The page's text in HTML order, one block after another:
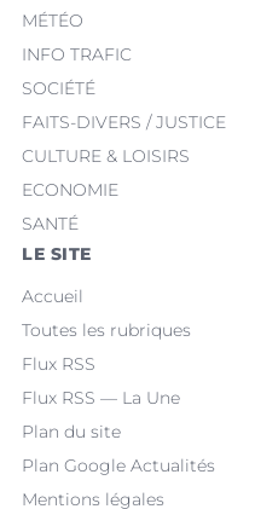
MÉTÉO
INFO TRAFIC
SOCIÉTÉ
FAITS-DIVERS / JUSTICE
CULTURE & LOISIRS
ECONOMIE
SANTÉ
LE SITE
Accueil
Toutes les rubriques
Flux RSS
Flux RSS — La Une
Plan du site
Plan Google Actualités
Mentions légales